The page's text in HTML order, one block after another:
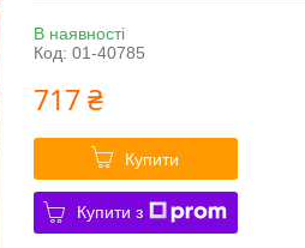
В наявності
Код: 01-40785
717 ₴
Купити
Купити з